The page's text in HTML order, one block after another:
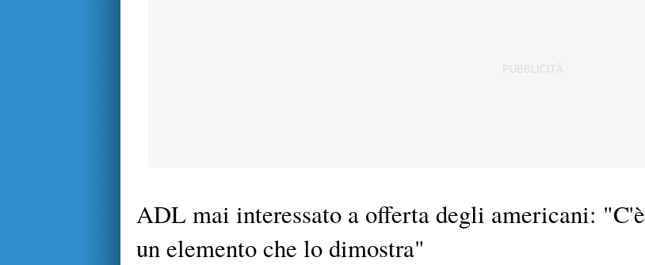
ADL mai interessato a offerta degli americani: "C'è
un elemento che lo dimostra"